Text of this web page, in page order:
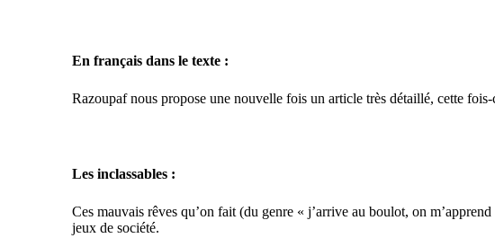
En français dans le texte :
Razoupaf nous propose une nouvelle fois un article très détaillé, cette
Les inclassables :
Ces mauvais rêves qu’on fait (du genre « j’arrive au boulot, on
jeux de société.